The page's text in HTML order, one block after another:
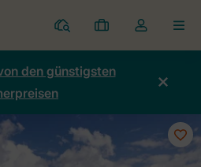
Ferienparks
Meine
Buchungen
Dropdown-
Menü
Kontos
den günstigsten